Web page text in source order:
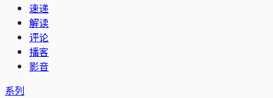
速递
解读
评论
播客
影音
系列